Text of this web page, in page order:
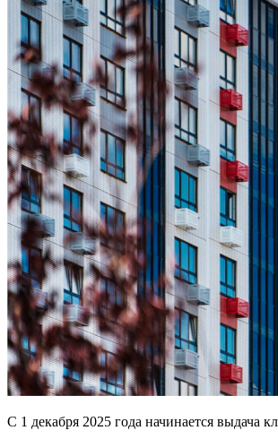
С 1 декабря 2025 года начинается выдача